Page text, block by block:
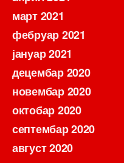
март 2021
фебруар 2021
јануар 2021
децембар 2020
новембар 2020
октобар 2020
септембар 2020
август 2020